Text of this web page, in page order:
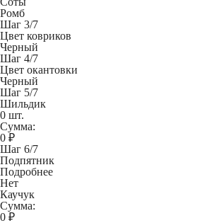
Ромб
Шаг 3/7
Цвет ковриков
Черный
Шаг 4/7
Цвет окантовки
Черный
Шаг 5/7
Шильдик
0 шт.
Сумма:
0 ₽
Шаг 6/7
Подпятник
Подробнее
Нет
Каучук
Сумма:
0 ₽